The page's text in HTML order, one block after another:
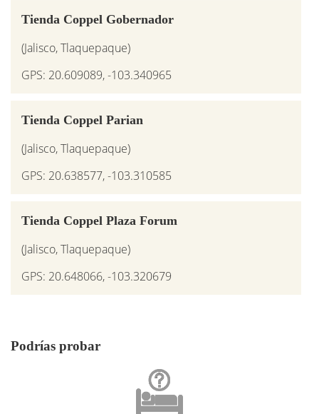
Tienda Coppel Gobernador
(Jalisco, Tlaquepaque)
GPS: 20.609089, -103.340965
Tienda Coppel Parian
(Jalisco, Tlaquepaque)
GPS: 20.638577, -103.310585
Tienda Coppel Plaza Forum
(Jalisco, Tlaquepaque)
GPS: 20.648066, -103.320679
Podrías probar